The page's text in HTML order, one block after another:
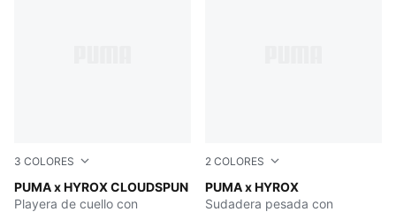
3 COLORES
PUMA x HYROX CLOUDSPUN
PUMA BLACK
Playera de cuello con
2 COLORES
PUMA x HYROX
Chocolate Brown
Sudadera pesada con